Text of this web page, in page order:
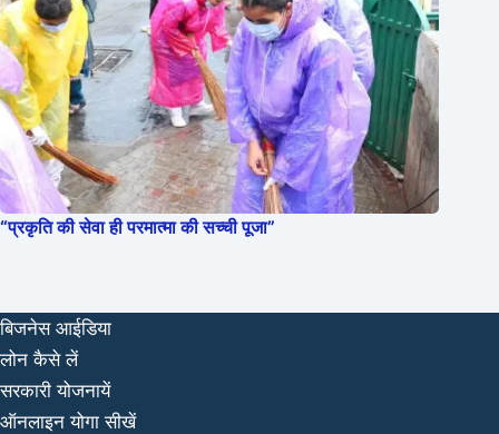
“प्रकृति की सेवा ही परमात्मा की सच्ची पूजा”
बिजनेस आईडिया
लोन कैसे लें
सरकारी योजनायें
ऑनलाइन योगा सीखें